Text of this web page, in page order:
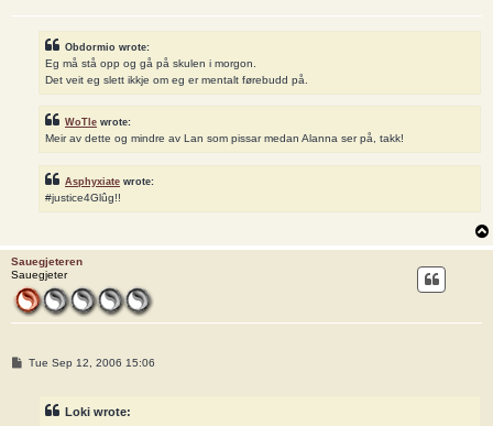
Obdormio wrote:
Eg må stå opp og gå på skulen i morgon.
Det veit eg slett ikkje om eg er mentalt førebudd på.
WoTle wrote:
Meir av dette og mindre av Lan som pissar medan Alanna ser på, takk!
Asphyxiate wrote:
#justice4Glûg!!
Sauegjeteren
Sauegjeter
PTue Sep 12, 2006 15:06
Loki wrote: